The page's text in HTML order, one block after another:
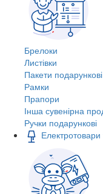
Брелоки
Листівки
Пакети подарункові
Рамки
Прапори
Інша сувенірна
Ручки подарункові
Електротовари